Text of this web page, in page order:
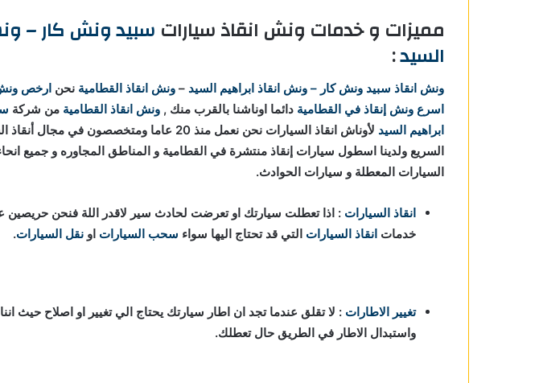
مميزات و خدمات ونش انقاذ سيارات سبيد ونش كار –
السيد:
ونش انقاذ سبيد ونش كار – ونش انقاذ ابراهيم السيد – ونش انقاذ القطامية نحن ارخص ونش
اسرع ونش إنقاذ في القطامية دائما اوناشنا بالقرب منك , ونش انقاذ القطامية من شركة
ابراهيم السيد
لأوناش انقاذ السيارات نحن نعمل منذ 20 عاما ومتخصصون
السريع ولدينا اسطول سيارات إنقاذ منتشرة في القطامية و المناطق المجاوره و جميع
السيارات المعطلة و سيارات الحوادث.
انقاذ السيارات : اذا تعطلت سيارتك او تعرضت لحادث سير لاقدر اللة فنحن حريصين
خدمات انقاذ السيارات التي قد تحتاج اليها سواء سحب السيارات او نقل السيارات.
تغيير الاطارات : لا تقلق عندما تجد ان اطار سيارتك يحتاج الي تغيير او اصلاح حيث
واستبدال الاطار في الطريق حال تعطلك.